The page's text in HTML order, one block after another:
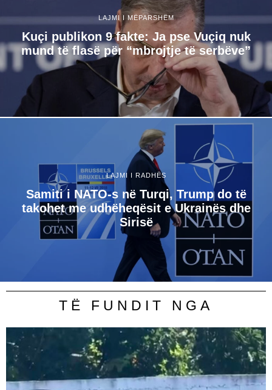
LAJMI I MËPARSHËM
Kuçi publikon 9 fakte: Ja pse Vuçiq nuk
mund të flasë për “mbrojtje të serbëve”
LAJMI I RADHËS
Samiti i NATO-s në Turqi, Trump do të
takohet me udhëheqësit e Ukrainës dhe
Sirisë
TË FUNDIT NGA